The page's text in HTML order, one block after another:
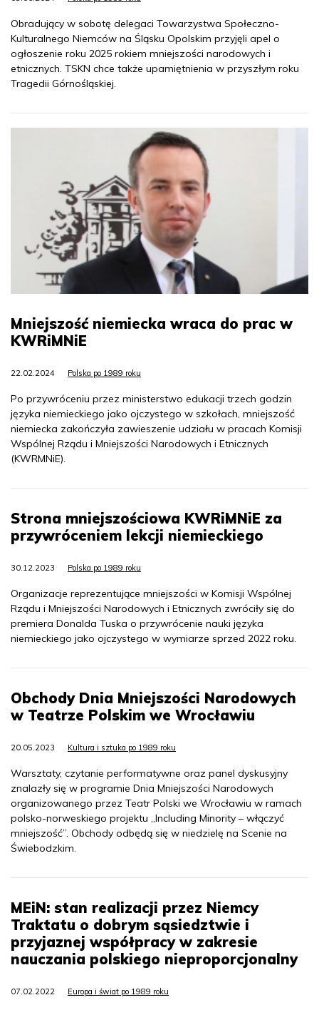
Obradujący w sobotę delegaci Towarzystwa Społeczno-
Kulturalnego Niemców na Śląsku Opolskim przyjęli apel o
ogłoszenie roku 2025 rokiem mniejszości narodowych i
etnicznych. TSKN chce także upamiętnienia w przyszłym roku
Tragedii Górnośląskiej.
Mniejszość niemiecka wraca do prac w
KWRiMNiE
22.02.2024 Polska po 1989 roku
Po przywróceniu przez ministerstwo edukacji trzech godzin
języka niemieckiego jako ojczystego w szkołach, mniejszość
niemiecka zakończyła zawieszenie udziału w pracach Komisji
Wspólnej Rządu i Mniejszości Narodowych i Etnicznych
(KWRMNiE).
Strona mniejszościowa KWRiMNiE za
przywróceniem lekcji niemieckiego
30.12.2023 Polska po 1989 roku
Organizacje reprezentujące mniejszości w Komisji Wspólnej
Rządu i Mniejszości Narodowych i Etnicznych zwróciły się do
premiera Donalda Tuska o przywrócenie nauki języka
niemieckiego jako ojczystego w wymiarze sprzed 2022 roku.
Obchody Dnia Mniejszości Narodowych
w Teatrze Polskim we Wrocławiu
20.05.2023 Kultura i sztuka po 1989 roku
Warsztaty, czytanie performatywne oraz panel dyskusyjny
znalazły się w programie Dnia Mniejszości Narodowych
organizowanego przez Teatr Polski we Wrocławiu w ramach
polsko-norweskiego projektu „Including Minority – włączyć
mniejszość”. Obchody odbędą się w niedzielę na Scenie na
Świebodzkim.
MEiN: stan realizacji przez Niemcy
Traktatu o dobrym sąsiedztwie i
przyjaznej współpracy w zakresie
nauczania polskiego nieproporcjonalny
07.02.2022 Europa i świat po 1989 roku